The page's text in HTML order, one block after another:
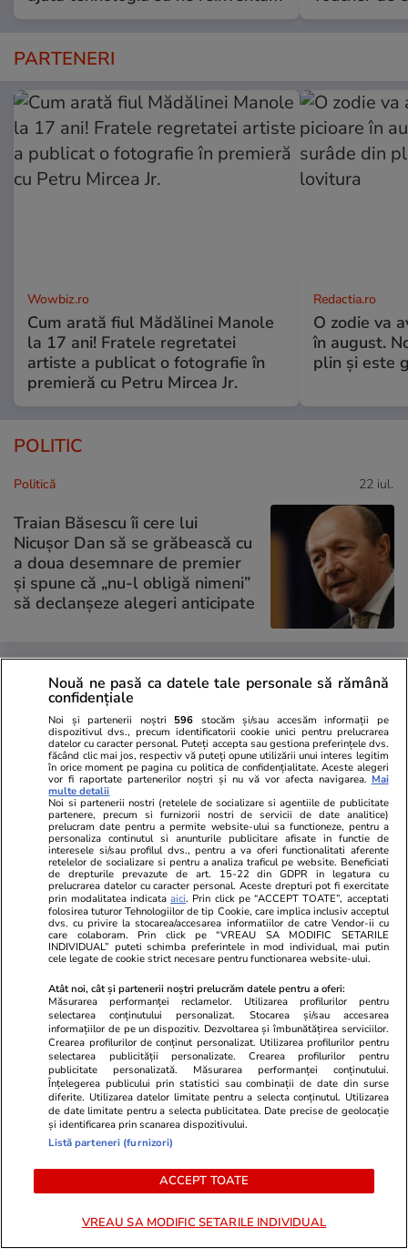
PARTENERI
Wowbiz.ro
Cum arată fiul Mădălinei Manole
la 17 ani! Fratele regretatei
artiste a publicat o fotografie în
premieră cu Petru Mircea Jr.
Redactia.ro
O zodie va
în august.
plin și este
POLITIC
Politică 22 iul.
Traian Băsescu îi cere lui
Nicușor Dan să se grăbească cu
a doua desemnare de premier
și spune că „nu-l obligă nimeni”
să declanșeze alegeri anticipate
Fostul președinte al CCR,
Augustin Zegrean, după ce
Justiția a decis suspendarea
inițierii Legii salarizării
bugetarilor: „Nu-i treaba
Justiției să se amestece în
legiferare”
PARTENERI
ZiaruldeIasi.ro
Proiectul imobiliar pregătit lângă
vânzare. Dezvoltatorul este
asociat în piață cu un alt proiect
de anvergură
Fanatik.ro
Am avut
Nouă ne pasă ca datele tale personale să rămână
confidențiale
Noi și partenerii noștri 596 stocăm și/sau accesăm informații pe
dispozitivul dvs., precum identificatorii cookie unici pentru prelucrarea
datelor cu caracter personal. Puteți accepta sau gestiona preferințele dvs.
făcând clic mai jos, respectiv vă puteți opune utilizării unui interes legitim
în orice moment pe pagina cu politica de confidențialitate. Aceste alegeri
vor fi raportate partenerilor noștri și nu vă vor afecta navigarea. Mai
multe detalii
Noi si partenerii nostri (retelele de socializare si agentiile de publicitate
partenere, precum si furnizorii nostri de servicii de date analitice)
prelucram date pentru a permite website-ului sa functioneze, pentru a
personaliza continutul si anunturile publicitare afisate in functie de
interesele si/sau profilul dvs., pentru a va oferi functionalitati aferente
retelelor de socializare si pentru a analiza traficul pe website. Beneficiati
de drepturile prevazute de art. 15-22 din GDPR in legatura cu
prelucrarea datelor cu caracter personal. Aceste drepturi pot fi exercitate
prin modalitatea indicataaici. Prin click pe “ACCEPT TOATE”, acceptati
folosirea tuturor Tehnologiilor de tip Cookie, care implica inclusiv acceptul
dvs. cu privire la stocarea/accesarea informatiilor de catre Vendor-ii cu
care colaboram. Prin click pe “VREAU SA MODIFIC SETARILE
INDIVIDUAL” puteti schimba preferintele in mod individual, mai putin
cele legate de cookie strict necesare pentru functionarea website-ului.
Atât noi, cât și partenerii noștri prelucrăm datele pentru a oferi:
Măsurarea performanței reclamelor. Utilizarea profilurilor pentru
selectarea conținutului personalizat. Stocarea și/sau accesarea
informațiilor de pe un dispozitiv. Dezvoltarea și îmbunătățirea serviciilor.
Crearea profilurilor de conținut personalizat. Utilizarea profilurilor pentru
selectarea publicității personalizate. Crearea profilurilor pentru
publicitate personalizată. Măsurarea performanței conținutului.
Înțelegerea publicului prin statistici sau combinații de date din surse
diferite. Utilizarea datelor limitate pentru a selecta conținutul. Utilizarea
de date limitate pentru a selecta publicitatea. Date precise de geolocație
și identificarea prin scanarea dispozitivului.
Listă parteneri (furnizori)
ACCEPT TOATE
VREAU SA MODIFIC SETARILE INDIVIDUAL